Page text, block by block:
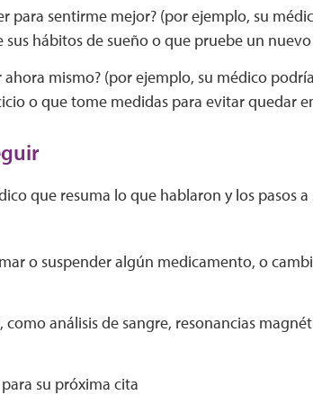
para sentirme mejor? (por ejemplo, su
hábitos de sueño o que pruebe un
ahora mismo? (por ejemplo, su médico
o que tome medidas para evitar quedar
que resuma lo que hablaron y los pasos a
o suspender algún medicamento, o
análisis de sangre, resonancias
su próxima cita